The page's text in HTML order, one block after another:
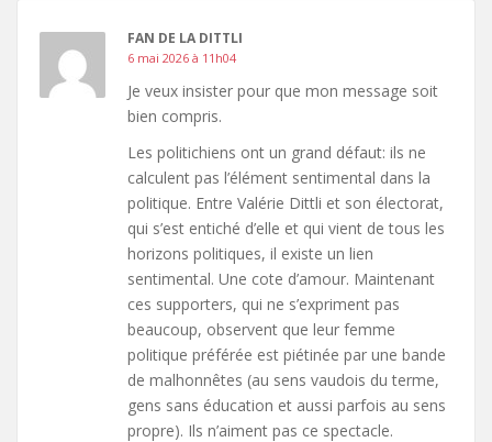
FAN DE LA DITTLI
6 mai 2026 à 11h04
Je veux insister pour que mon message soit
bien compris.
Les politichiens ont un grand défaut: ils ne
calculent pas l’élément sentimental dans la
politique. Entre Valérie Dittli et son électorat,
qui s’est entiché d’elle et qui vient de tous les
horizons politiques, il existe un lien
sentimental. Une cote d’amour. Maintenant
ces supporters, qui ne s’expriment pas
beaucoup, observent que leur femme
politique préférée est piétinée par une bande
de malhonnêtes (au sens vaudois du terme,
gens sans éducation et aussi parfois au sens
propre). Ils n’aiment pas ce spectacle.